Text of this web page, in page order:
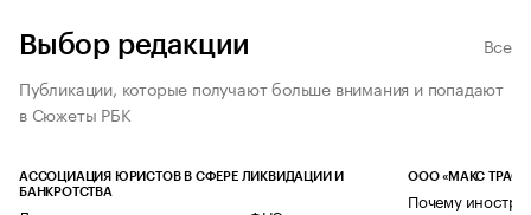
Выбор редакции
Все
Публикации, которые получают больше внимания и попадают
в Сюжеты РБК
АССОЦИАЦИЯ ЮРИСТОВ В СФЕРЕ ЛИКВИДАЦИИ И
БАНКРОТСТВА
ООО «МАКС ТРАСТ»
Почему